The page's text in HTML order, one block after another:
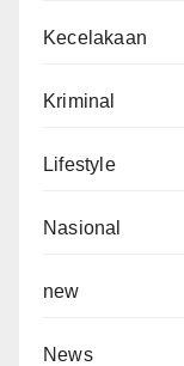
Kecelakaan
Kriminal
Lifestyle
Nasional
new
News